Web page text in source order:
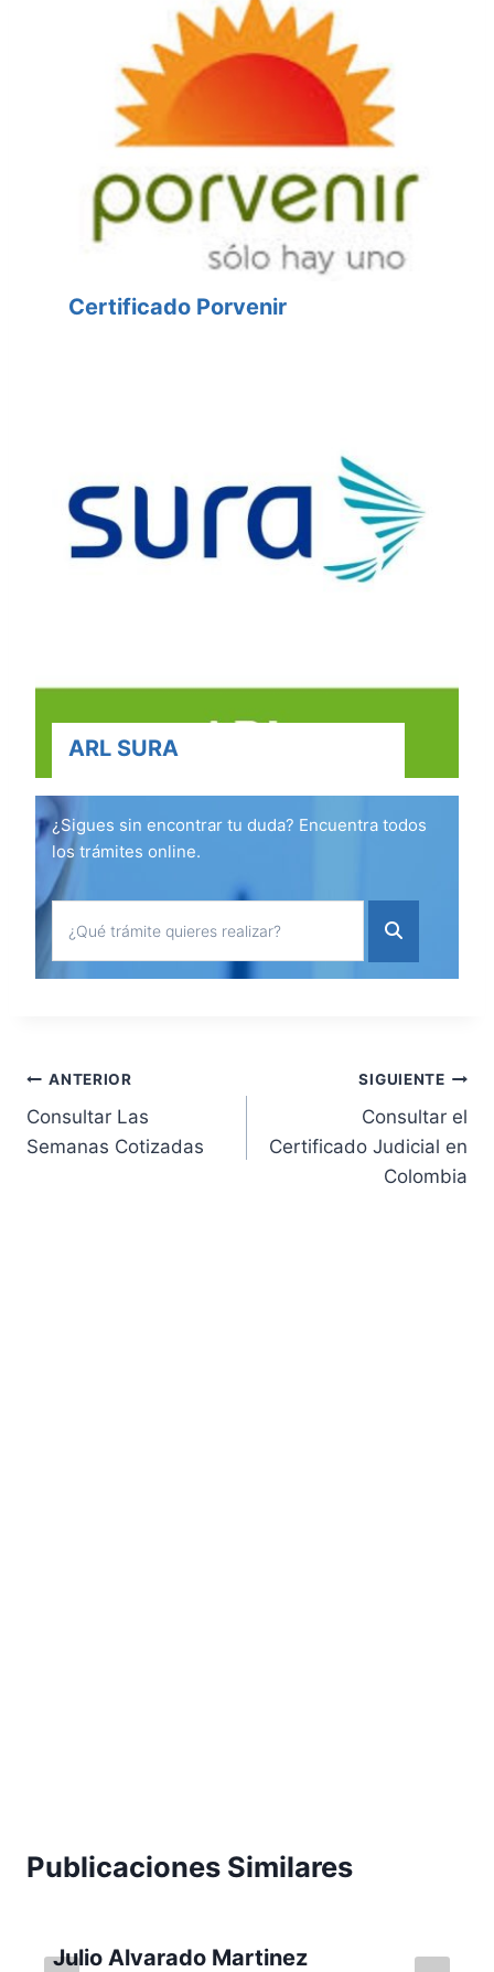
Certificado Porvenir
ARL SURA
¿Sigues sin encontrar tu duda? Encuentra todos
los trámites online.
Navegación
de
ANTERIOR
Consultar Las
Semanas Cotizadas
SIGUIENTE
Consultar el
Certificado Judicial en
Colombia
Publicaciones Similares
Julio Alvarado Martinez